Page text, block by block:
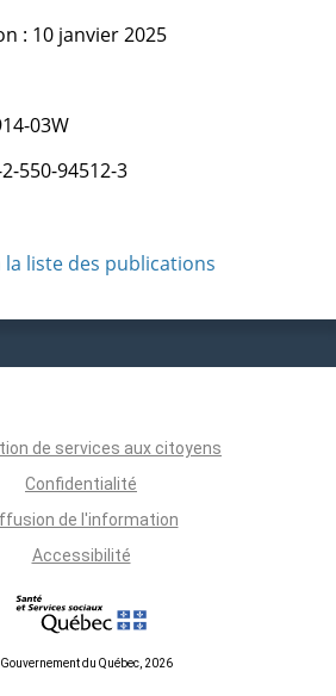
: 10 janvier 2025
03W
550-94512-3
la liste des publications
de services aux citoyens
Confidentialité
de l'information
Accessibilité
du Québec, 2026